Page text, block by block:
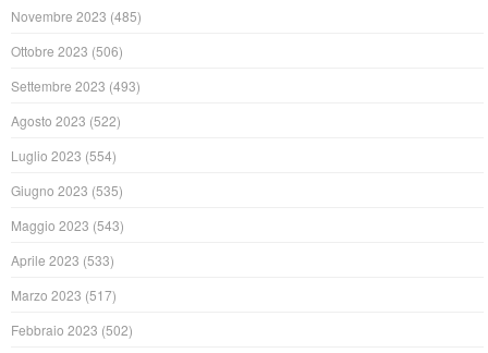
Novembre 2023 (485)
Ottobre 2023 (506)
Settembre 2023 (493)
Agosto 2023 (522)
Luglio 2023 (554)
Giugno 2023 (535)
Maggio 2023 (543)
Aprile 2023 (533)
Marzo 2023 (517)
Febbraio 2023 (502)